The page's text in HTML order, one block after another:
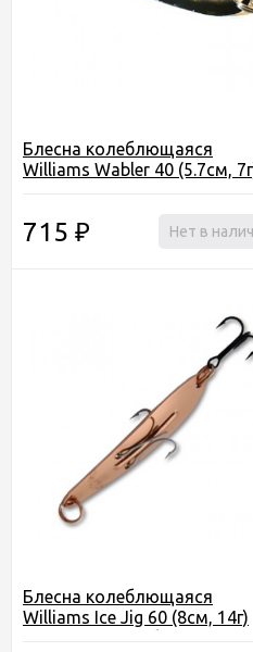
Блесна колеблющаяся
Williams Wabler 40 (5.7см,
715 ₽ Нет в
Блесна колеблющаяся
Williams Ice Jig 60 (8см, 14г)